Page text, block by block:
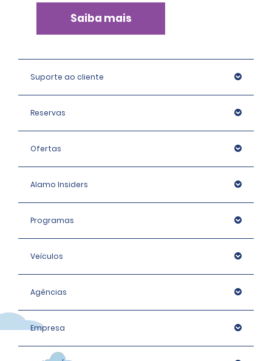
Saiba mais
Suporte ao cliente
Reservas
Ofertas
Alamo Insiders
Programas
Veículos
Agências
Empresa